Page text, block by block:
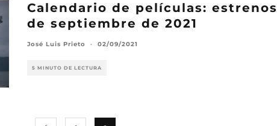
Calendario de películas: estrenos
de septiembre de 2021
José Luis Prieto · 02/09/2021
5 MINUTO DE LECTURA